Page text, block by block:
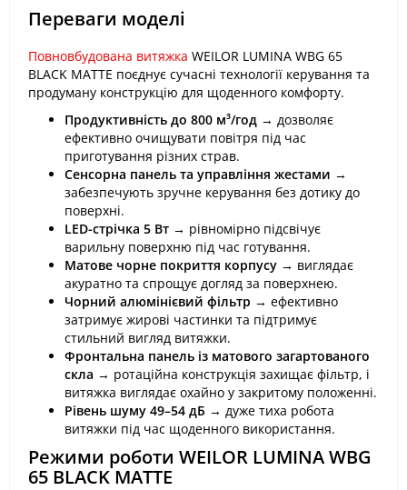
Переваги моделі
Повновбудована витяжка WEILOR LUMINA WBG 65
BLACK MATTE поєднує сучасні технології керування та
продуману конструкцію для щоденного комфорту.
Продуктивність до 800 м³/год → дозволяє
ефективно очищувати повітря під час
приготування різних страв.
Сенсорна панель та управління жестами →
забезпечують зручне керування без дотику до
поверхні.
LED-стрічка 5 Вт → рівномірно підсвічує
варильну поверхню під час готування.
Матове чорне покриття корпусу → виглядає
акуратно та спрощує догляд за поверхнею.
Чорний алюмінієвий фільтр → ефективно
затримує жирові частинки та підтримує
стильний вигляд витяжки.
Фронтальна панель із матового загартованого
скла → ротаційна конструкція захищає фільтр, і
витяжка виглядає охайно у закритому положенні.
Рівень шуму 49–54 дБ → дуже тиха робота
витяжки під час щоденного використання.
Режими роботи WEILOR LUMINA WBG
65 BLACK MATTE